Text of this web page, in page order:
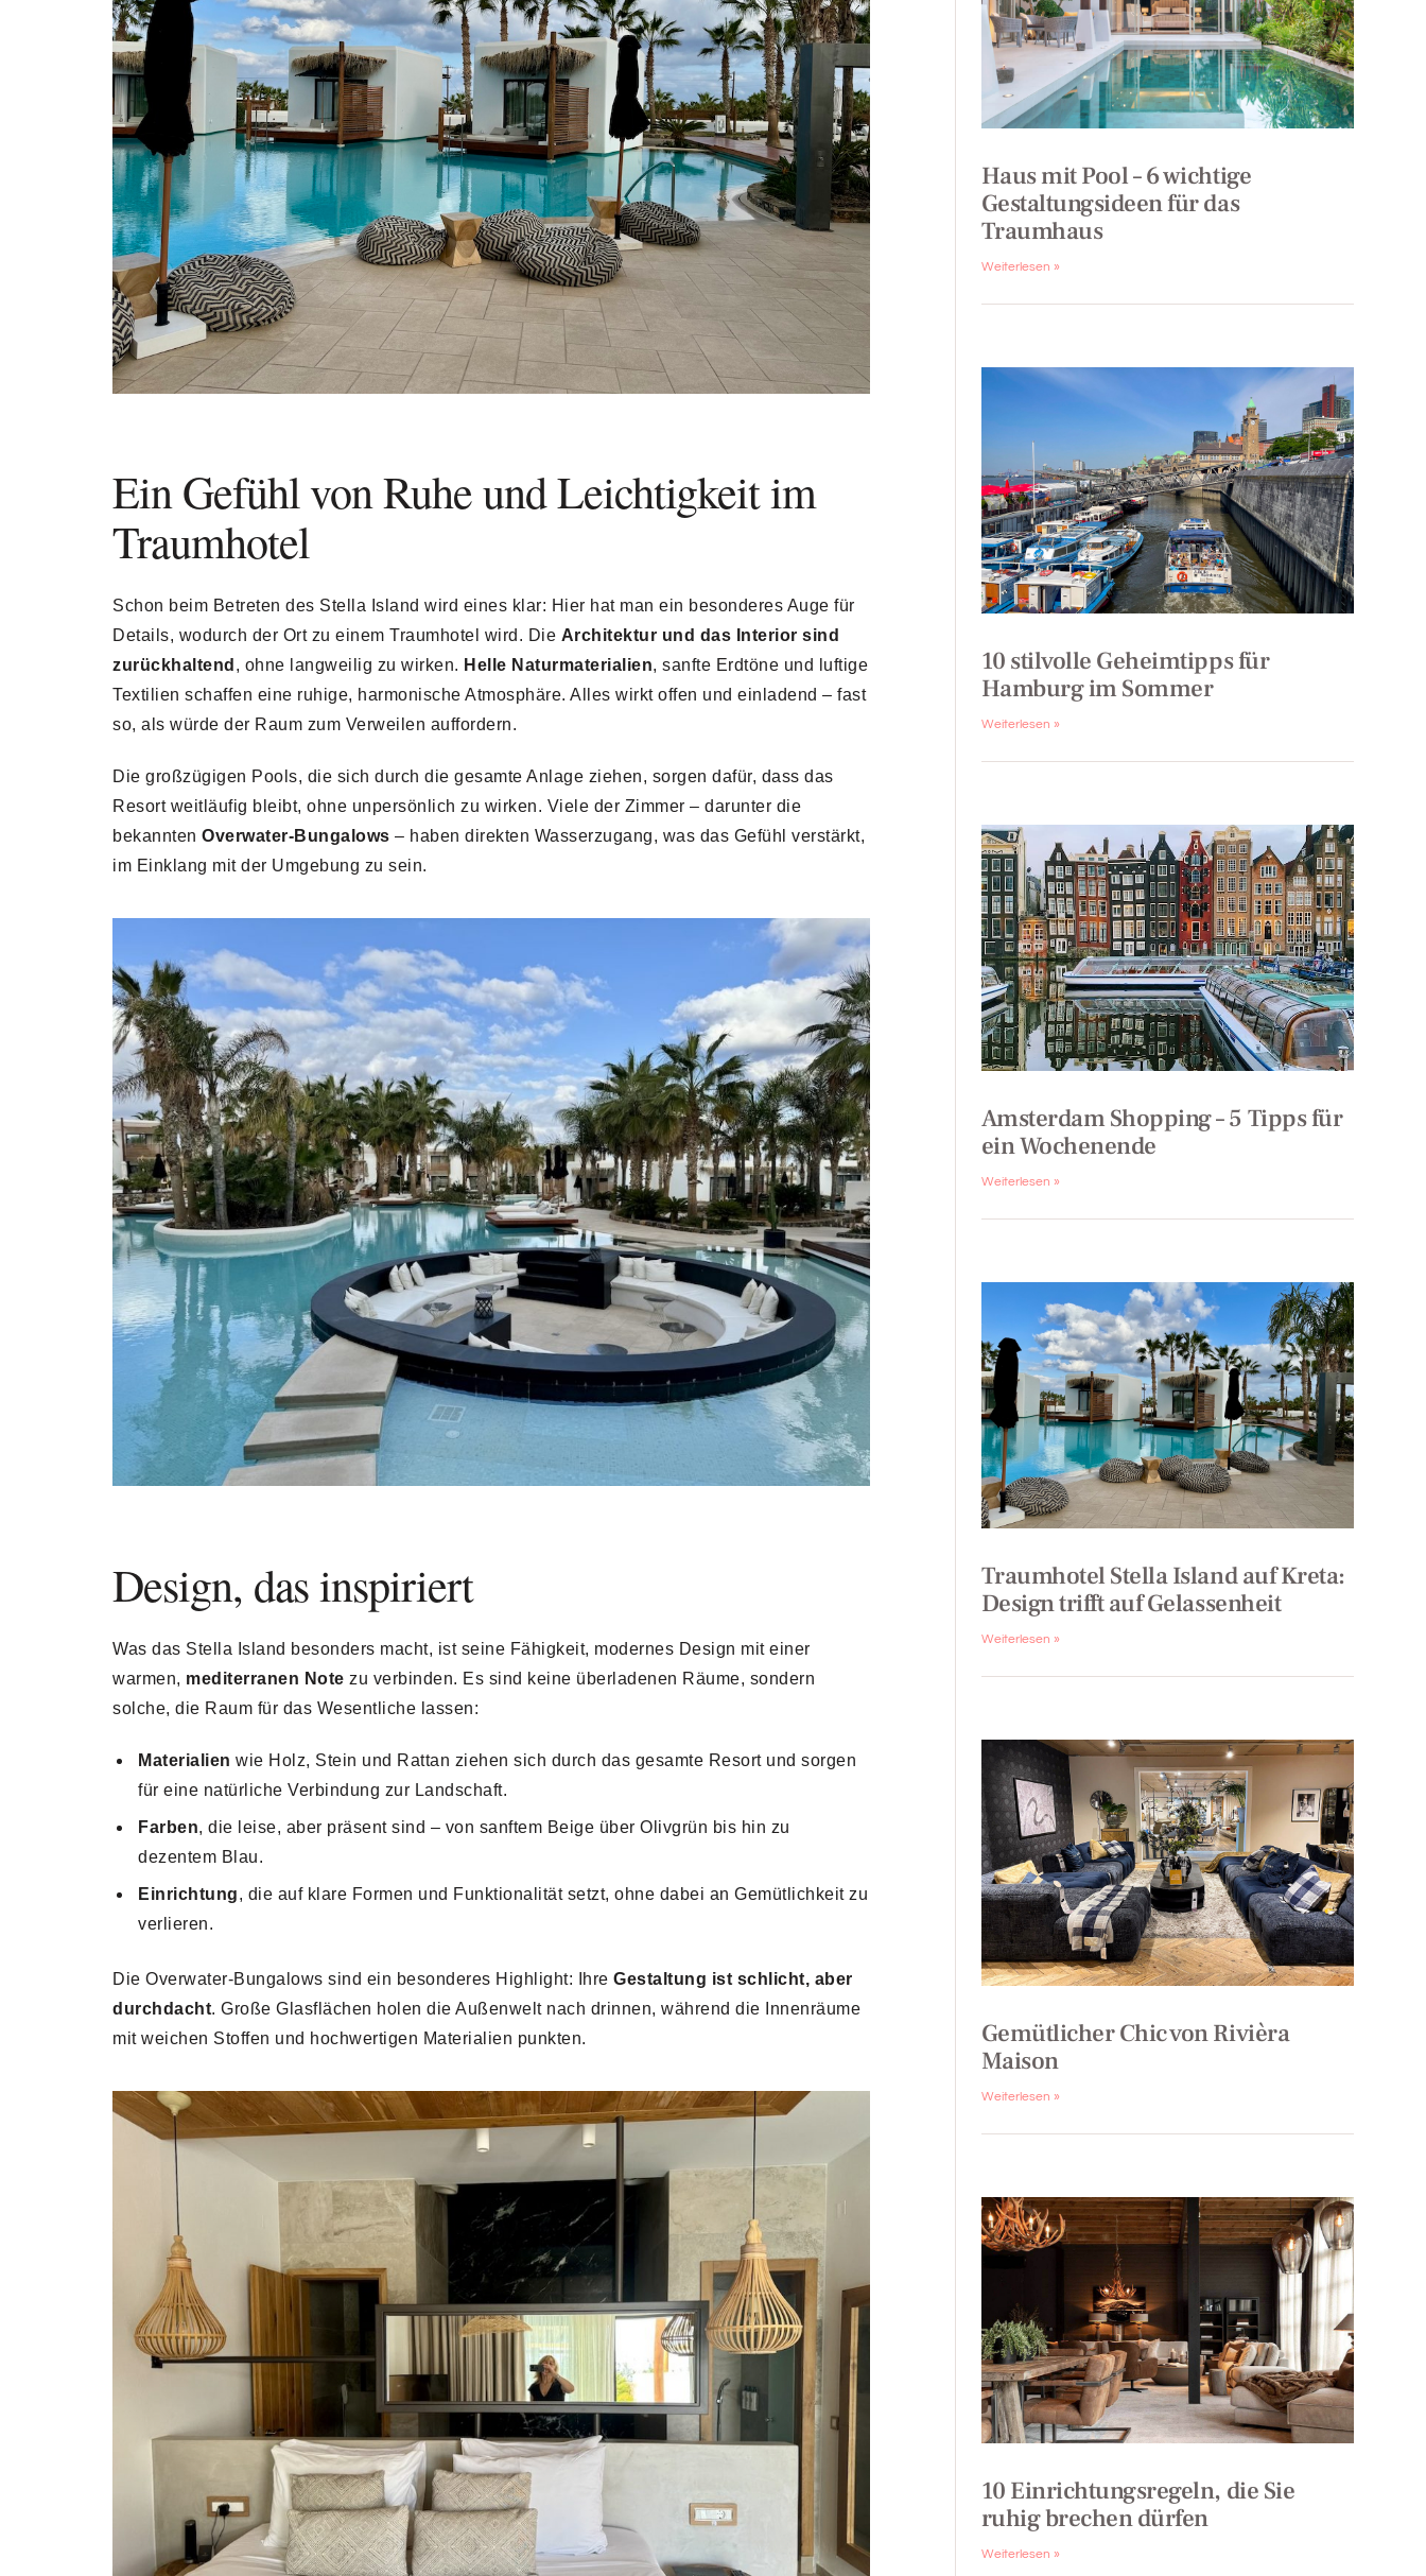
Ein Gefühl von Ruhe und Leichtigkeit im
Traumhotel
Schon beim Betreten des Stella Island wird eines klar: Hier hat man ein besonderes Auge für
Details, wodurch der Ort zu einem Traumhotel wird. Die Architektur und das Interior sind
zurückhaltend , ohne langweilig zu wirken. Helle Naturmaterialien, sanfte Erdtöne und luftige
Textilien schaffen eine ruhige, harmonische Atmosphäre. Alles wirkt offen und einladend – fast
so, als würde der Raum zum Verweilen auffordern.
Die großzügigen Pools, die sich durch die gesamte Anlage ziehen, sorgen dafür, dass das
Resort weitläufig bleibt, ohne unpersönlich zu wirken. Viele der Zimmer – darunter die
bekannten Overwater-Bungalows – haben direkten Wasserzugang, was das Gefühl verstärkt,
im Einklang mit der Umgebung zu sein.
Design, das inspiriert
Was das Stella Island besonders macht, ist seine Fähigkeit, modernes Design mit einer
warmen, mediterranen Note zu verbinden. Es sind keine überladenen Räume, sondern
solche, die Raum für das Wesentliche lassen:
Materialien wie Holz, Stein und Rattan ziehen sich durch das gesamte Resort und sorgen
für eine natürliche Verbindung zur Landschaft.
Farben, die leise, aber präsent sind – von sanftem Beige über Olivgrün bis hin zu
dezentem Blau.
Einrichtung, die auf klare Formen und Funktionalität setzt, ohne dabei an Gemütlichkeit zu
verlieren.
Die Overwater-Bungalows sind ein besonderes Highlight: Ihre Gestaltung ist schlicht, aber
durchdacht. Große Glasflächen holen die Außenwelt nach drinnen, während die Innenräume
mit weichen Stoffen und hochwertigen Materialien punkten.
Haus mit Pool – 6 wichtige
Gestaltungsideen für das
Traumhaus
Weiterlesen »
10 stilvolle Geheimtipps für
Hamburg im Sommer
Weiterlesen »
Amsterdam Shopping – 5 Tipps für
ein Wochenende
Weiterlesen »
Traumhotel Stella Island auf Kreta:
Design trifft auf Gelassenheit
Weiterlesen »
Gemütlicher Chic von Rivièra
Maison
Weiterlesen »
10 Einrichtungsregeln, die Sie
ruhig brechen dürfen
Weiterlesen »